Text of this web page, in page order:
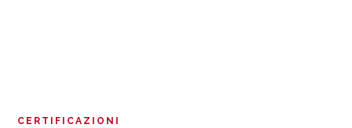
CERTIFICAZIONI